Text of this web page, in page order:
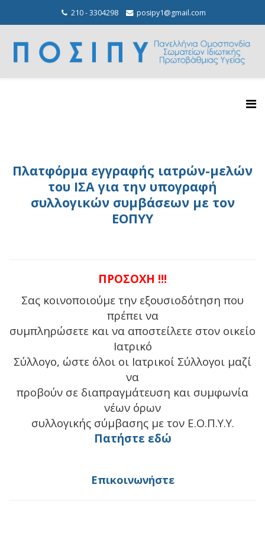
210 - 3304298 posipy1@gmail.com
Πλατφόρμα εγγραφής ιατρών-μελών
του ΙΣΑ για την υπογραφή
συλλογικών συμβάσεων με τον
ΕΟΠΥΥ
ΠΡΟΣΟΧΗ !!!
Σας κοινοποιούμε την εξουσιοδότηση που
πρέπει να
συμπληρώσετε και να αποστείλετε στον οικείο
Ιατρικό
Σύλλογο, ώστε όλοι οι Ιατρικοί Σύλλογοι μαζί
να
προβούν σε διαπραγμάτευση και συμφωνία
νέων όρων
συλλογικής σύμβασης με τον Ε.Ο.Π.Υ.Υ.
Πατήστε εδώ
Επικοινωνήστε